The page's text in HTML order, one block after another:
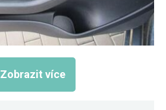
Zobrazit více